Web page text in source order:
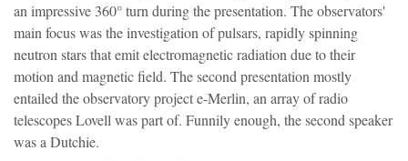
an impressive 360° turn during the presentation. The observators'
main focus was the investigation of pulsars, rapidly spinning
neutron stars that emit electromagnetic radiation due to their
motion and magnetic field. The second presentation mostly
entailed the observatory project e-Merlin, an array of radio
telescopes Lovell was part of. Funnily enough, the second speaker
was a Dutchie.